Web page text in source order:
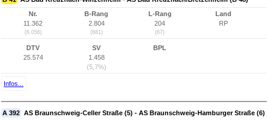
Nr.
11.362
(6.056)
B-Rang
2.804
(681)
L-Rang
204
(67)
Land
RP
DTV
25.574
SV
1.458
(5,7%)
BPL
Infos...
A 392 AS Braunschweig-Celler Straße (5) - AS Braunschweig-Hamburger Straße (6)